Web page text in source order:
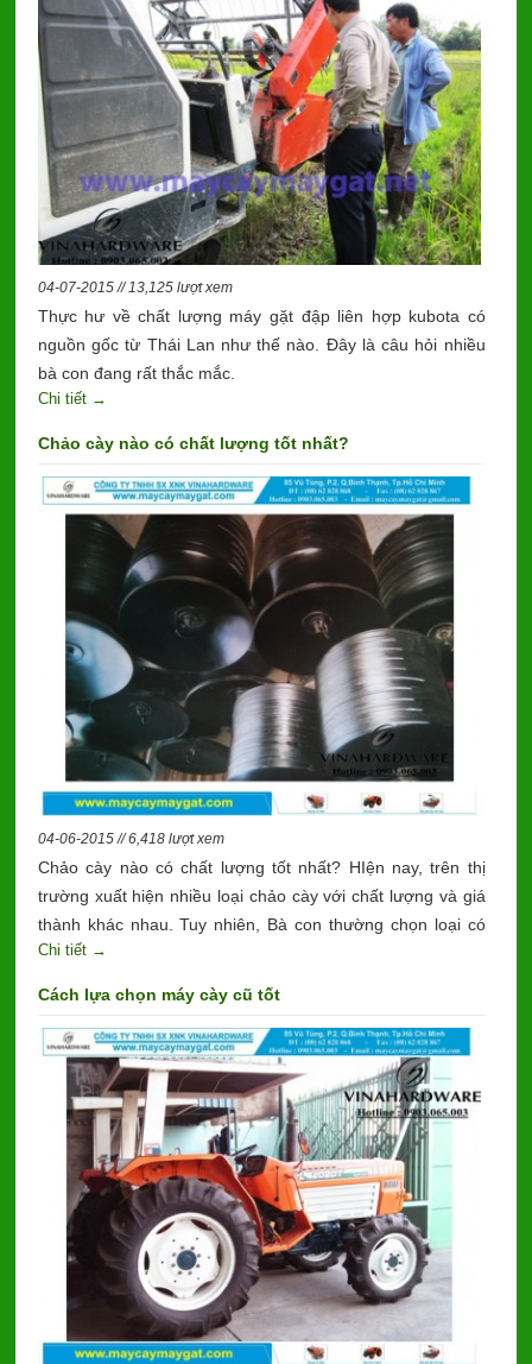
04-07-2015 // 13,125 lượt xem
Thực hư về chất lượng máy gặt đập liên hợp kubota có
nguồn gốc từ Thái Lan như thế nào. Đây là câu hỏi nhiều
bà con đang rất thắc mắc.
Chi tiết →
Chảo cày nào có chất lượng tốt nhất?
04-06-2015 // 6,418 lượt xem
Chảo cày nào có chất lượng tốt nhất? HIện nay, trên thị
trường xuất hiện nhiều loại chảo cày với chất lượng và giá
thành khác nhau. Tuy nhiên, Bà con thường chọn loại có
giá thành rẻ mà không quan tâm nhiều đến chất lượng.
Chi tiết →
Cách lựa chọn máy cày cũ tốt